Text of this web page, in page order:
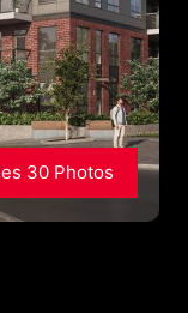
30 Photos